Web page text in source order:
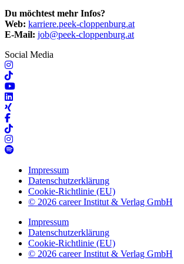
Du möchtest mehr Infos?
Web: karriere.peek-cloppenburg.at
E-Mail: job@peek-cloppenburg.at
Social Media
Impressum
Datenschutzerklärung
Cookie-Richtlinie (EU)
© 2026 career Institut & Verlag GmbH
Impressum
Datenschutzerklärung
Cookie-Richtlinie (EU)
© 2026 career Institut & Verlag GmbH